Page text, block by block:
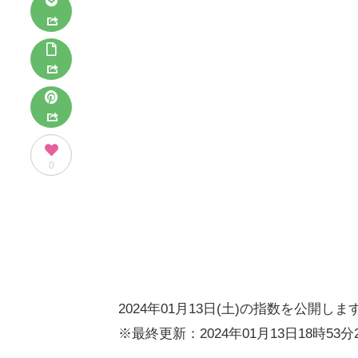
0
2024年01月13日(土)の指数を公開します
※最終更新：2024年01月13日18時53分